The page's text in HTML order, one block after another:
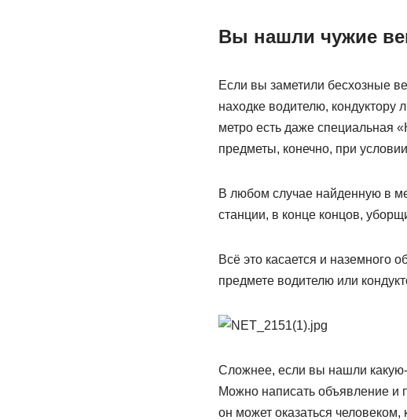
Вы нашли чужие
Если вы заметили бесхозные
находке водителю, кондуктору
метро есть даже специальная
предметы, конечно, при
В любом случае найденную в
станции, в конце концов,
Всё это касается и наземного
предмете водителю или
Сложнее, если вы нашли
Можно написать объявление и
он может оказаться